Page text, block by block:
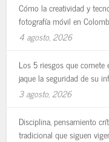
Cómo la creatividad y
fotografía móvil en
4 agosto, 2026
Los 5 riesgos que
jaque la seguridad de su
3 agosto, 2026
Disciplina, pensamiento
tradicional que siguen